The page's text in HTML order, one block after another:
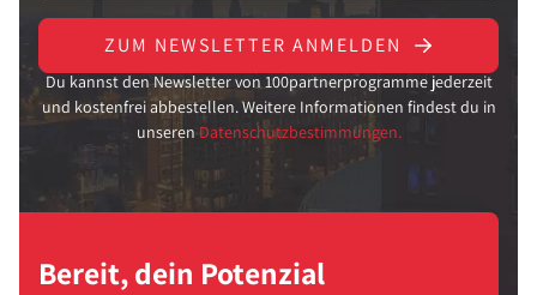
ZUM NEWSLETTER ANMELDEN
Du kannst den Newsletter von 100partnerprogramme jederzeit
und kostenfrei abbestellen. Weitere Informationen findest du in
unseren Datenschutzbestimmungen.
Bereit, dein Potenzial